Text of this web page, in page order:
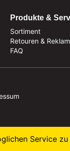
Produkte &
Sortiment
Retouren &
FAQ
Service